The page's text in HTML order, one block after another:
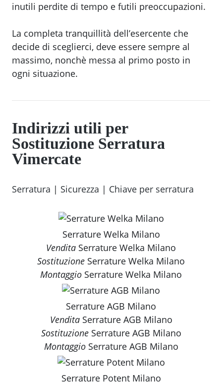
inutili perdite di tempo e futili preoccupazioni.
La completa tranquillità dell’esercente che
decide di sceglierci, deve essere sempre al
massimo, nonchè messa al primo posto in
ogni situazione.
Indirizzi utili per
Sostituzione Serratura
Vimercate
Serratura | Sicurezza | Chiave per serratura
Serrature Welka Milano
Vendita Serrature Welka Milano
Sostituzione Serrature Welka Milano
Montaggio Serrature Welka Milano
Serrature AGB Milano
Vendita Serrature AGB Milano
Sostituzione Serrature AGB Milano
Montaggio Serrature AGB Milano
Serrature Potent Milano